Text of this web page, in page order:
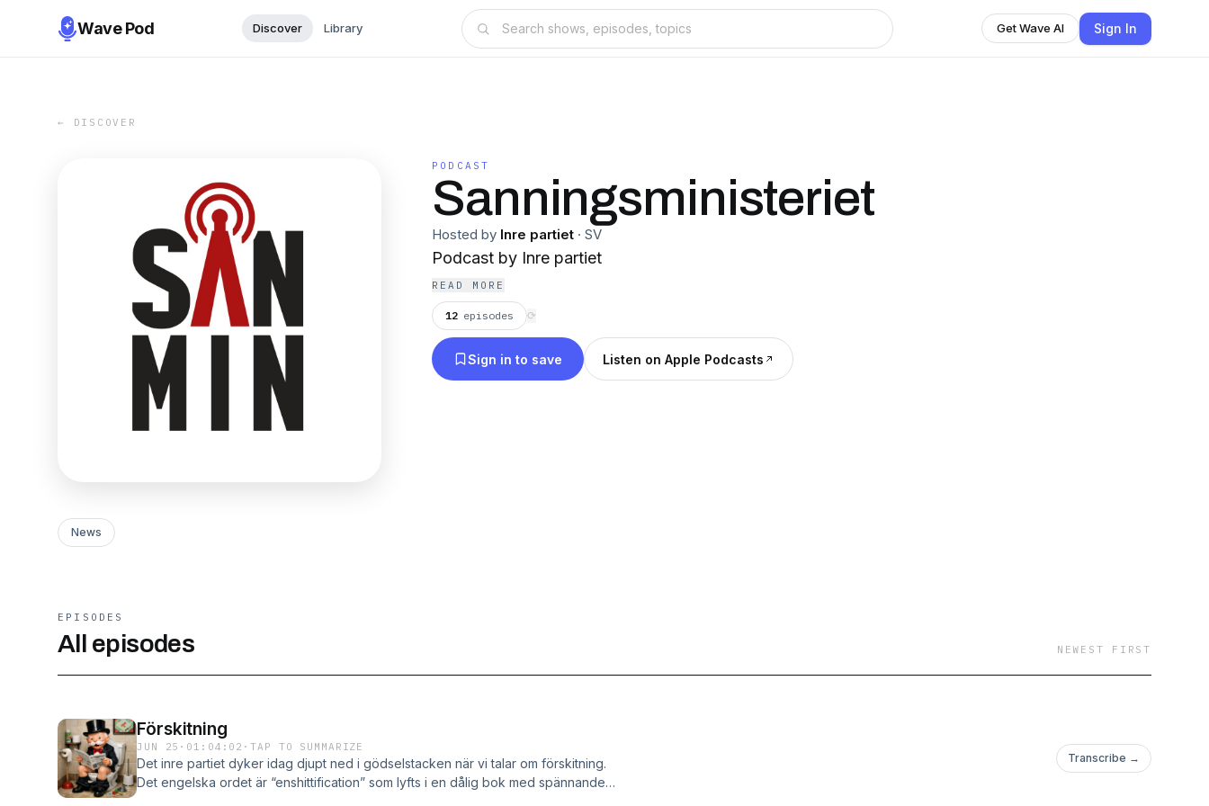
Wave Pod Discover Library Get Wave AI Sign In
← DISCOVER
PODCAST
Sanningsministeriet
Hosted by Inre partiet · SV
Podcast by Inre partiet
READ MORE
12 episodes ⟳
Sign in to save Listen on Apple Podcasts
News
EPISODES
All episodes NEWEST FIRST
Förskitning
JUN 25 · 01:04:02 ·TAP TO SUMMARIZE
Det inre partiet dyker idag djupt ned i gödselstacken när vi talar om förskitning.
Det engelska ordet är “enshittification” som lyfts i en dålig bok med spännande
Transcribe →